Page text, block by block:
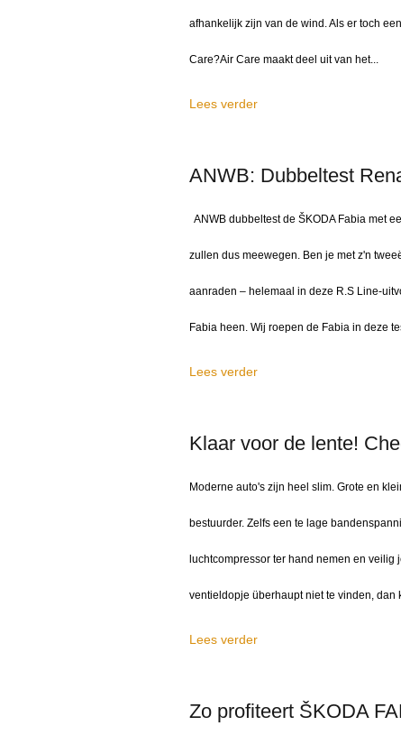
afhankelijk zijn van de wind. Als er toch
Care?Air Care maakt deel uit van het...
Lees verder
ANWB: Dubbeltest
ANWB dubbeltest de ŠKODA Fabia met
zullen dus meewegen. Ben je met z'n
aanraden – helemaal in deze R.S Line-
Fabia heen. Wij roepen de Fabia in deze
Lees verder
Klaar voor de lente!
Moderne auto's zijn heel slim. Grote en
bestuurder. Zelfs een te lage
luchtcompressor ter hand nemen en
ventieldopje überhaupt niet te vinden, dan
Lees verder
Zo profiteert ŠKODA